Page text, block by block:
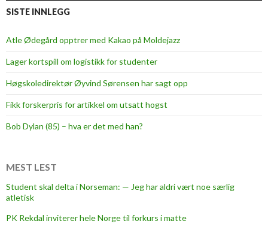
a
i
a
a
r
t
t
t
SISTE INNLEGG
Atle Ødegård opptrer med Kakao på Moldejazz
Lager kortspill om logistikk for studenter
Høgskoledirektør Øyvind Sørensen har sagt opp
Fikk forskerpris for artikkel om utsatt hogst
Bob Dylan (85) – hva er det med han?
MEST LEST
Student skal delta i Norseman: — Jeg har aldri vært noe særlig
atletisk
PK Rekdal inviterer hele Norge til forkurs i matte